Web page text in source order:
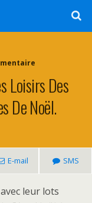
Loisirs Des
De Noël.
E-mail SMS
leur lots